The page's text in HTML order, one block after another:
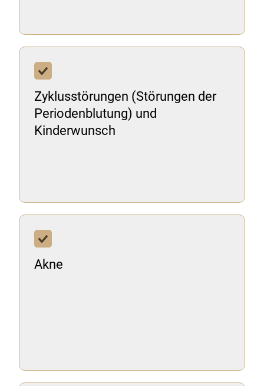
Zyklusstörungen (Störungen der
Periodenblutung) und
Kinderwunsch
Akne